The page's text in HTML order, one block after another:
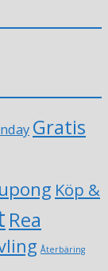
Gratis
Köp &
Rea
Återbäring